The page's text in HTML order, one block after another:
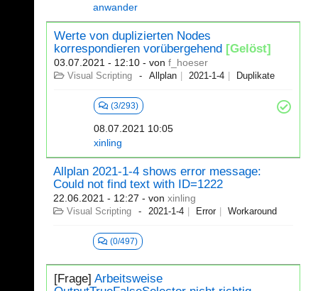
anwander
Werte von duplizierten Nodes
korrespondieren vorübergehend [Gelöst]
03.07.2021 - 12:10 - von f_hoeser
Visual Scripting Allplan 2021-1-4 Duplikate
(3/293)
08.07.2021 10:05
xinling
Allplan 2021-1-4 shows error message:
Could not find text with ID=1222
22.06.2021 - 12:27 - von xinling
Visual Scripting 2021-1-4 Error Workaround
(0/497)
[Frage] Arbeitsweise